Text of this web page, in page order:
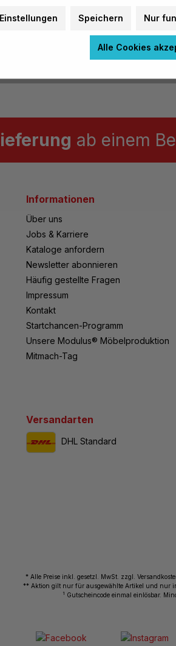
ab einem
Informationen
Über uns
Jobs & Karriere
Kataloge anfordern
Newsletter abonnieren
Häufig gestellte Fragen
Impressum
Kontakt
Startchancen-Programm
Unsere Modulus® Möbelproduktion
Mitmach-Tag
Versandarten
DHL Standard
* Alle Preise inkl. gesetzl. MwSt. zzgl.
** Aktion gilt nur für ausgewählte Artikel und nur in
1 Gutscheincode einmal einlösbar.
Einstellungen Speichern Nur
Alle Cookies